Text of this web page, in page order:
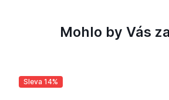
Mohlo by Vás
Sleva 14%